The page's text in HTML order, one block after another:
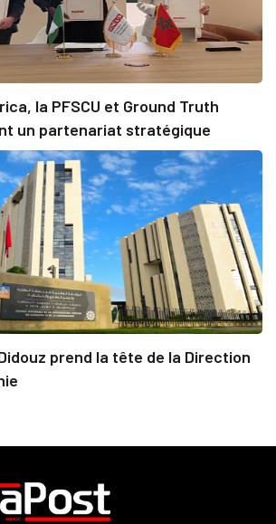
la PFSCU et Ground Truth
un partenariat stratégique
prend la tête de la Direction